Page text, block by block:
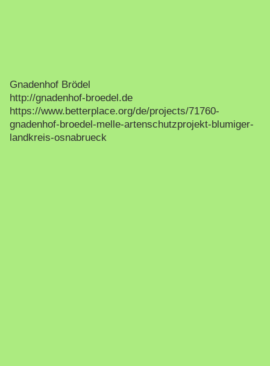
Gnadenhof Brödel
http://gnadenhof-broedel.de
https://www.betterplace.org/de/projects/71760-
gnadenhof-broedel-melle-artenschutzprojekt-blumiger-
landkreis-osnabrueck